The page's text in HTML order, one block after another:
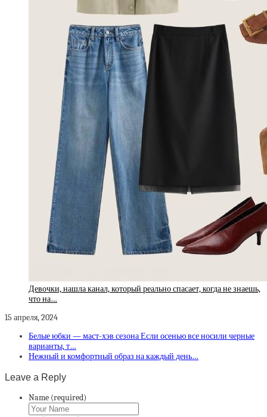
Девочки, нашла канал, который реально спасает, когда не знаешь,
что на…
15 апреля, 2024
Белые юбки — маст-хэв сезона Если осенью все носили черные
варианты, т…
Нежный и комфортный образ на каждый день…
Leave a Reply
Name (required)